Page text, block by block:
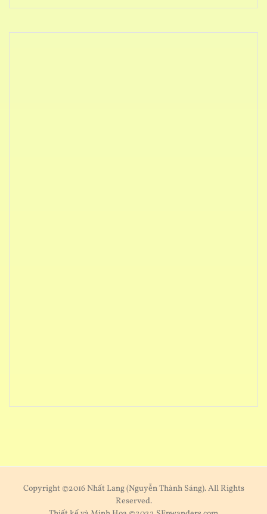
Copyright ©2016 Nhất Lang (Nguyễn Thành Sáng). All Rights
Reserved.